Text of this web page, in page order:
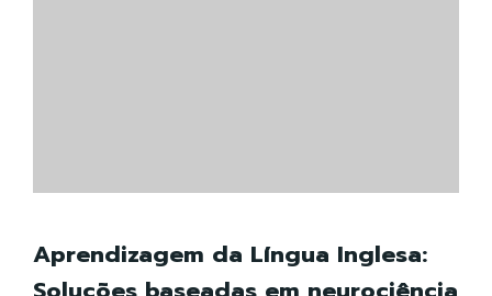
Aprendizagem da Língua Inglesa: